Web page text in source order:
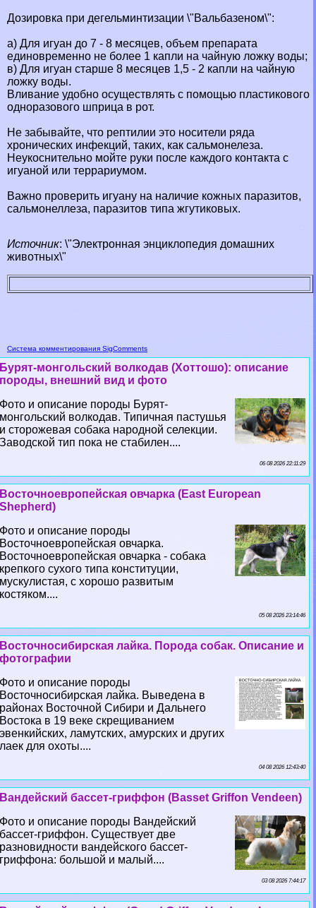
Дозировка при дегельминтизации \"Вальбазеном\":
a) Для игуан до 7 - 8 месяцев, объем препарата
единовременно не более 1 капли на чайную ложку воды;
в) Для игуан старше 8 месяцев 1,5 - 2 капли на чайную
ложку воды.
Вливание удобно осуществлять с помощью пластикового
одноразового шприца в рот.
Не забывайте, что рептилии это носители ряда
хронических инфекций, таких, как сальмонелеза.
Неукоснительно мойте руки после каждого контакта с
игуаной или террариумом.
Важно проверить игуану на наличие кожных паразитов,
сальмонеллеза, паразитов типа жгутиковых.
Источник: \"Электронная энциклопедия домашних
животных\"
Система комментирования SigComments
Бурят-монгольский волкодав (Хоттошо): описание
породы, внешний вид и фото
Фото и описание породы Бурят-
монгольский волкодав. Типичная пастушья
и сторожевая собака народной селекции.
Заводской тип пока не стабилен....
06 08 2026 22:11:29
Восточноевропейская овчарка (East European
Shepherd)
Фото и описание породы
Восточноевропейская овчарка.
Восточноевропейская овчарка - собака
крепкого сухого типа конституции,
мускулистая, с хорошо развитым
костяком....
05 08 2026 23:14:46
Восточносибирская лайка. Порода собак. Описание и
фотографии
Фото и описание породы
Восточносибирская лайка. Выведена в
районах Восточной Сибири и Дальнего
Востока в 19 веке скрещиванием
эвенкийских, ламутских, амурских и других
лаек для охоты....
04 08 2026 12:43:40
Вандейский бассет-гриффон (Basset Griffon Vendeen)
Фото и описание породы Вандейский
бассет-гриффон. Существует две
разновидности вандейского бассет-
гриффона: большой и малый....
03 08 2026 7:44:17